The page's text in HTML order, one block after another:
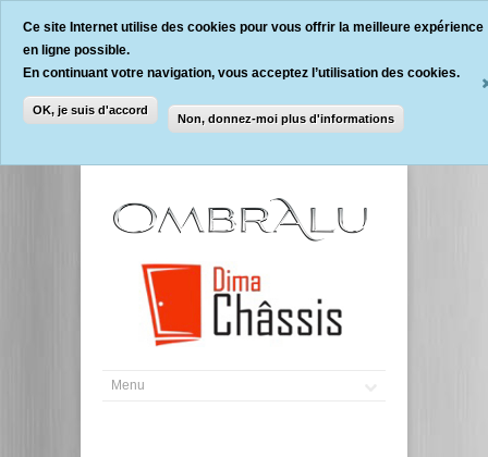
Ce site Internet utilise des cookies pour vous offrir la meilleure expérience
en ligne possible.
En continuant votre navigation, vous acceptez l’utilisation des cookies.
OK, je suis d'accord
Non, donnez-moi plus d'informations